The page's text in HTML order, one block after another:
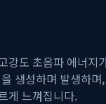
강도 초음파 에너지
생성하며 발생하
게 느껴집니다.